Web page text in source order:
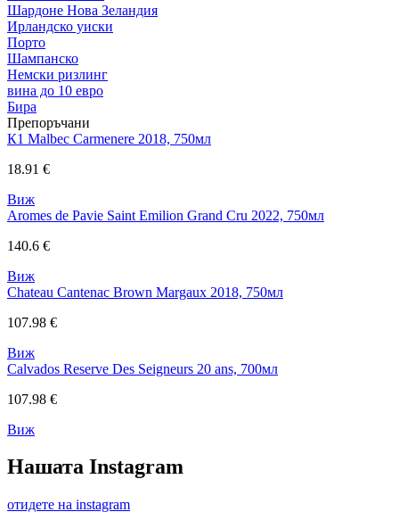
Шардоне Нова Зеландия
Ирландско уиски
Порто
Шампанско
Немски ризлинг
вина до 10 евро
Бира
Препоръчани
К1 Malbec Carmenere 2018, 750мл
18.91 €
Виж
Aromes de Pavie Saint Emilion Grand Cru 2022, 750мл
140.6 €
Виж
Chateau Cantenac Brown Margaux 2018, 750мл
107.98 €
Виж
Calvados Reserve Des Seigneurs 20 ans, 700мл
107.98 €
Виж
Нашата Instagram
отидете на instagram